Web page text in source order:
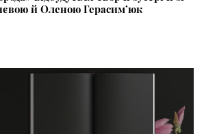
й Оленою Герасим’юк